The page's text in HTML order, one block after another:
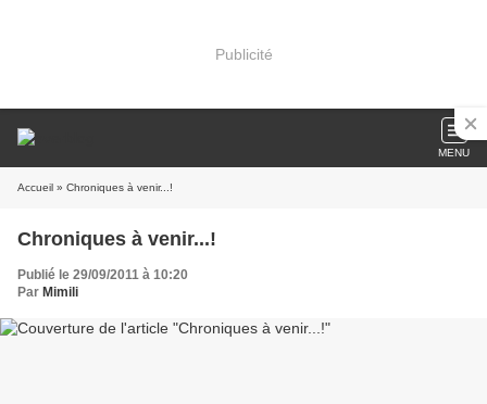
Publicité
MENU
Accueil » Chroniques à venir...!
Chroniques à venir...!
Publié le 29/09/2011 à 10:20
Par Mimili